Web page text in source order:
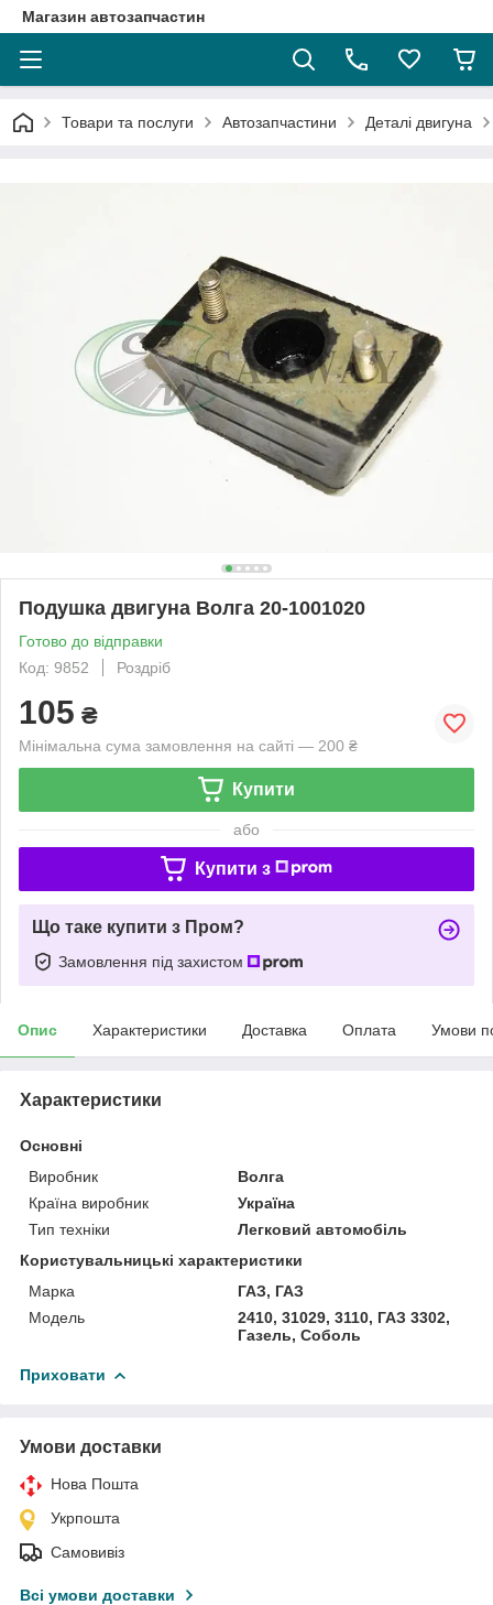
Магазин автозапчастин
Товари та послуги Автозапчастини Деталі двигуна
Подушка двигуна Волга 20-1001020
Готово до відправки
Код: 9852
Роздріб
105 ₴
Мінімальна сума замовлення на сайті — 200 ₴
Купити
або
Купити з
Що таке купити з Пром?
Замовлення під захистом
Опис Характеристики Доставка Оплата Умови
Характеристики
Основні
Виробник
Волга
Країна виробник
Україна
Тип техніки
Легковий автомобіль
Користувальницькі характеристики
Марка
ГАЗ, ГАЗ
Мoдель
2410, 31029, 3110, ГАЗ 3302,
Газель, Соболь
Приховати
Умови доставки
Нова Пошта
Укрпошта
Самовивіз
Всі умови доставки